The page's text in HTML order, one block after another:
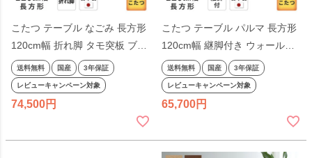
こたつ テーブル なごみ 長方形
120cm幅 折れ脚 タモ突板 ブラ
ウン ナチュラル リビングテー
ブル 洋風 和モダン シンプル 天
然木 木製 日本製 国産 こたつテ
送料無料 国産 3年保証
レビューキャンペーン対象
74,500
こたつ テーブル パルマ 長方形
120cm幅 継脚付き ウォールナ
ット ブラウン リビングテーブ
ル 洋風 和モダン シンプル 天然
木 木製 日本製 国産 こたつテー
送料無料 国産 3年保証
レビューキャンペーン対象
65,700